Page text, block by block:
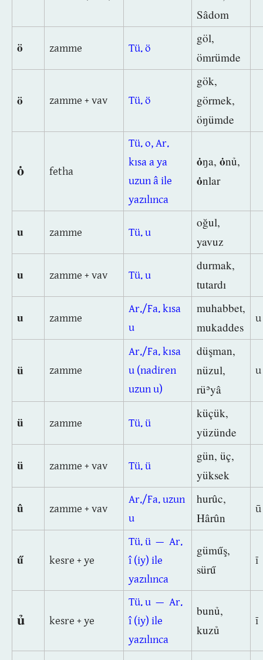
Sâdom
ö zamme Tü. ö
göl,
ömrümde
ö zamme + vav Tü. ö
gök,
görmek,
öŋümde
ȯ fetha
Tü. o, Ar.
kısa a ya
uzun â ile
yazılınca
ȯŋa, ȯnủ,
ȯnlar
u zamme Tü. u
oğul,
yavuz
u zamme + vav Tü. u
durmak,
tutardı
u zamme
Ar./Fa. kısa
u
muhabbet,
mukaddes
u
ü zamme
Ar./Fa. kısa
u (nadiren
uzun u)
düşman,
nüzul,
rüʾyâ
u
ü zamme Tü. ü
küçük,
yüzünde
ü zamme + vav Tü. ü
gün, üç,
yüksek
û zamme + vav
Ar./Fa. uzun
u
hurûc,
Hârûn
ū
ű kesre + ye
Tü. ü — Ar.
î (iy) ile
yazılınca
güműş,
sürű
ī
ủ kesre + ye
Tü. u — Ar.
î (iy) ile
yazılınca
bunủ,
kuzủ
ī